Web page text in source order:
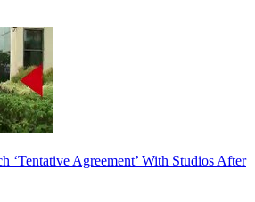
‘Tentative Agreement’ With Studios After